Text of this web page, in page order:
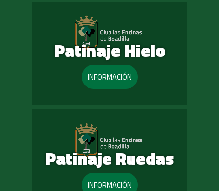
Patinaje Hielo
INFORMACIÓN
Patinaje Ruedas
INFORMACIÓN